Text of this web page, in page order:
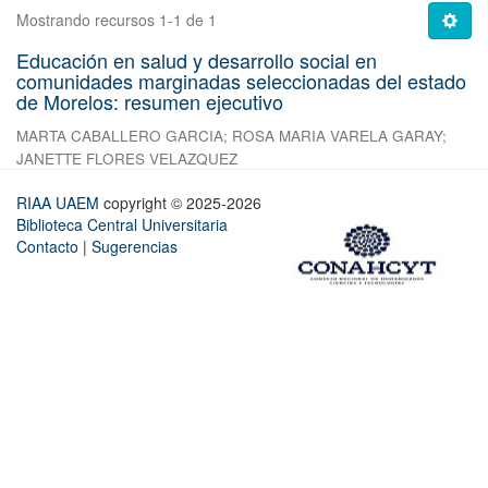
Mostrando recursos 1-1 de 1
Educación en salud y desarrollo social en
comunidades marginadas seleccionadas del estado
de Morelos: resumen ejecutivo
MARTA CABALLERO GARCIA; ROSA MARIA VARELA GARAY;
JANETTE FLORES VELAZQUEZ
RIAA UAEM copyright © 2025-2026
Biblioteca Central Universitaria
Contacto | Sugerencias